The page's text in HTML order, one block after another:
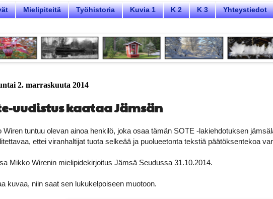
Mielipiteitä Työhistoria Kuvia 1 K 2 K 3 Yhteystiedot
2. marraskuuta 2014
uudistus kaataa Jämsän
Wiren tuntuu olevan ainoa henkilö, joka osaa tämän SOTE -lakiehdotuksen
ettei viranhaltijat tuota selkeää ja puolueetonta tekstiä päätöksentekoa
Mikko Wirenin mielipidekirjoitus Jämsä Seudussa 31.10.2014.
kuvaa, niin saat sen lukukelpoiseen muotoon.